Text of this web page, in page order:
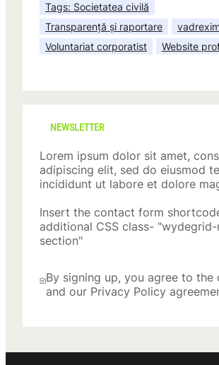
Tags: Societatea civilă
Transparență și raportare
vadrexim
Voluntariat corporatist
Website
NEWSLETTER
Lorem ipsum dolor sit amet,
adipiscing elit, sed do eiusmod
incididunt ut labore et dolore
Insert the contact form
additional CSS class-
section"
By signing up, you agree to the
and our Privacy Policy